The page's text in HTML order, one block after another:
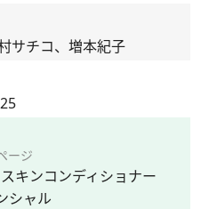
サチコ、増本紀子
ージ
ンコンディショナー
シャル